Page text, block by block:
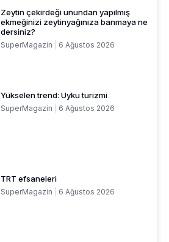
Zeytin çekirdeği unundan yapılmış
ekmeğinizi zeytinyağınıza banmaya ne
dersiniz?
SuperMagazin 6 Ağustos 2026
Yükselen trend: Uyku turizmi
SuperMagazin 6 Ağustos 2026
TRT efsaneleri
SuperMagazin 6 Ağustos 2026